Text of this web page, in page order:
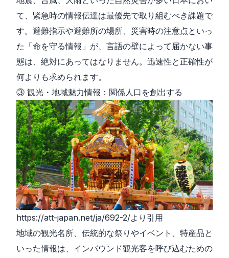
て、緊急時の情報伝達は最優先で取り組むべき課題で
す。避難指示や避難所の場所、災害時の注意点といっ
た「命を守る情報」が、言語の壁によって届かない事
態は、絶対にあってはなりません。迅速性と正確性が
何よりも求められます。
③ 観光・地域魅力情報：関係人口を創出する
https://att-japan.net/ja/692-2/より引用
地域の観光名所、伝統的な祭りやイベント、特産品と
いった情報は、インバウンド観光客を呼び込むための